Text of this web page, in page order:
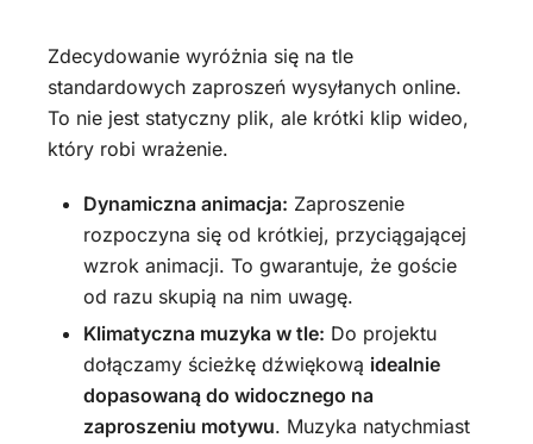
Zdecydowanie wyróżnia się na tle
standardowych zaproszeń wysyłanych online.
To nie jest statyczny plik, ale krótki klip wideo,
który robi wrażenie.
Dynamiczna animacja: Zaproszenie
rozpoczyna się od krótkiej, przyciągającej
wzrok animacji. To gwarantuje, że goście
od razu skupią na nim uwagę.
Klimatyczna muzyka w tle: Do projektu
dołączamy ścieżkę dźwiękową idealnie
dopasowaną do widocznego na
zaproszeniu motywu. Muzyka natychmiast